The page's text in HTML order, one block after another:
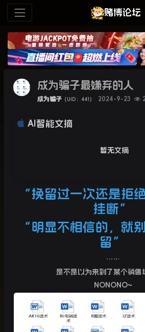
赌博论坛
成为骗子最嫌弃的人
成为骗子 （UID：441） 2024-9-23
AI智能文摘
暂无文摘
“挽留过一次还是拒
挂断”
“明显不相信的，就
留”
……
是不是以为来到了某个销售
NONONO~